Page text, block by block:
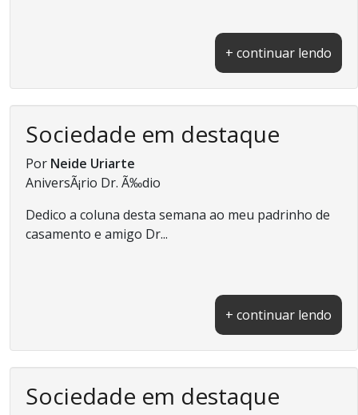
+ continuar lendo
Sociedade em destaque
Por Neide Uriarte
AniversÃ¡rio Dr. Ã‰dio
Dedico a coluna desta semana ao meu padrinho de
casamento e amigo Dr...
+ continuar lendo
Sociedade em destaque